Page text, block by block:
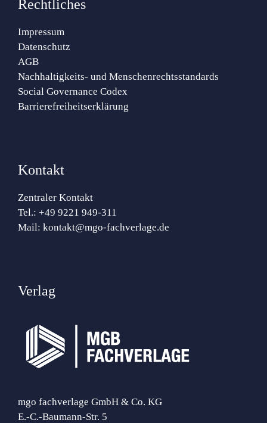
Rechtliches
Impressum
Datenschutz
AGB
Nachhaltigkeits- und Menschenrechtsstandards
Social Governance Codex
Barrierefreiheitserklärung
Kontakt
Zentraler Kontakt
Tel.: +49 9221 949-311
Mail: kontakt@mgo-fachverlage.de
Verlag
mgo fachverlage GmbH & Co. KG
E.-C.-Baumann-Str. 5